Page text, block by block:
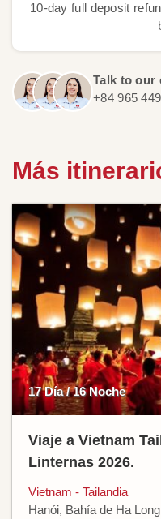
10-day full deposit
Talk to our
+84 965
Más
17 Día / 16 Noche
Viaje a Vietnam
Linternas 2026.
Vietnam - Tailandia
Hanói, Bahía de Ha